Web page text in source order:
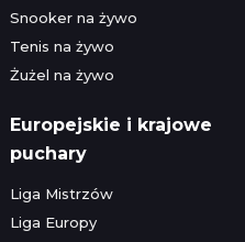
Snooker na żywo
Tenis na żywo
Żużel na żywo
Europejskie i krajowe
puchary
Liga Mistrzów
Liga Europy